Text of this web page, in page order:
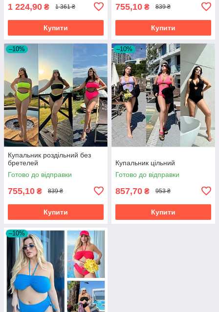
1 224,90 ₴ 1 361 ₴
Купити
755,10 ₴ 839 ₴
Купити
–10%
Купальник роздільний без
бретелей
Готово до відправки
755,10 ₴ 839 ₴
Купити
–10%
Купальник цільний
Готово до відправки
857,70 ₴ 953 ₴
Купити
–10%